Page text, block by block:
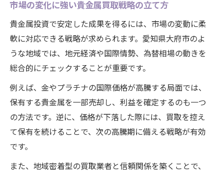
市場の変化に強い貴金属買取戦略の立て方
貴金属投資で安定した成果を得るには、市場の変動に柔
軟に対応できる戦略が求められます。愛知県大府市のよ
うな地域では、地元経済や国際情勢、為替相場の動きを
総合的にチェックすることが重要です。
例えば、金やプラチナの国際価格が高騰する局面では、
保有する貴金属を一部売却し、利益を確定するのも一つ
の方法です。逆に、価格が下落した際には、買取を控え
て保有を続けることで、次の高騰期に備える戦略が有効
です。
また、地域密着型の買取業者と信頼関係を築くことで、